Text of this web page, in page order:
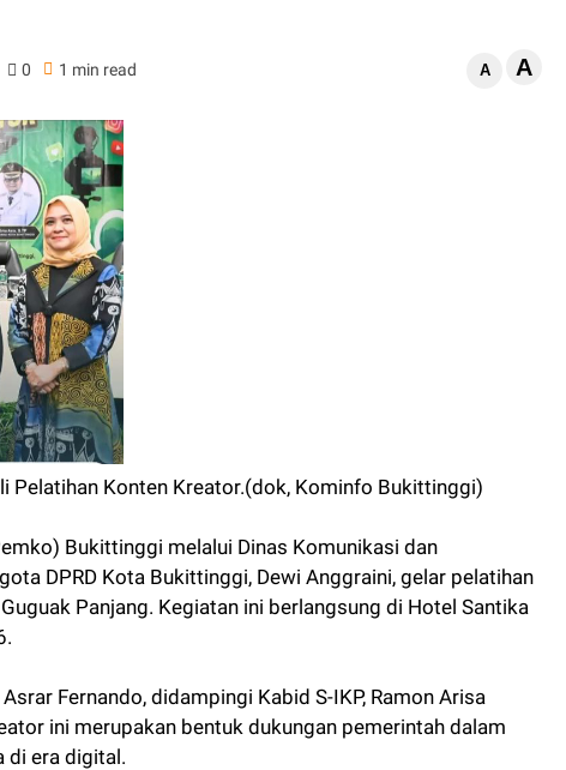
0 1 min read A A
Pelatihan Konten Kreator.(dok, Kominfo Bukittinggi)
Bukittinggi melalui Dinas Komunikasi dan
DPRD Kota Bukittinggi, Dewi Anggraini, gelar pelatihan
Panjang. Kegiatan ini berlangsung di Hotel Santika
Fernando, didampingi Kabid S-IKP, Ramon Arisa
ini merupakan bentuk dukungan pemerintah dalam
di era digital.